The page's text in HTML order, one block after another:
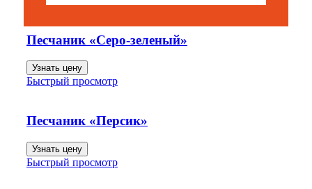
Песчаник «Серо-зеленый»
Узнать цену
Быстрый просмотр
Песчаник «Персик»
Узнать цену
Быстрый просмотр